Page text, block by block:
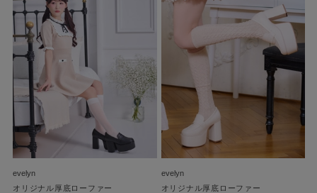
evelyn
オリジナル厚底ローファー
evelyn
オリジナル厚底ローファー